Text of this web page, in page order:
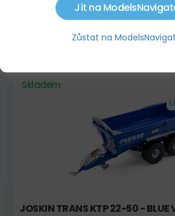
Skladem
JOSKIN TRANS KTP 22-50 - BLUE
Jít na
Zůstat na